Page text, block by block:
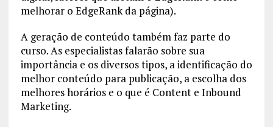
melhorar o EdgeRank da página).
A geração de conteúdo também faz parte do
curso. As especialistas falarão sobre sua
importância e os diversos tipos, a identificação do
melhor conteúdo para publicação, a escolha dos
melhores horários e o que é Content e Inbound
Marketing.